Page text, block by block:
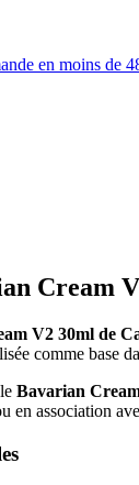
en moins de
Cream
V2 30ml de
comme base
Bavarian
en association